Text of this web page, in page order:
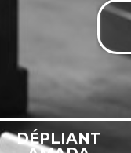
DÉPLIANT